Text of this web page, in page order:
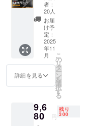
さゆ
チュー
ブ】 飛
距離
アップ
に必要
なスイ
ング、
トレー
ニング
を一挙
る練習
器具さ
ゆ
者：
20人
お届
け予
定：
2025
年11
月
詳細を見る
こ
の
リ
タ
ー
ン
を
選
択
す
る
9,6
80 円
残り
300